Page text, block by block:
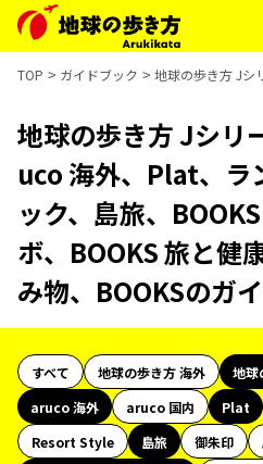
TOP ガイドブック 地球の歩き方 Jシ
地球の歩き方 Jシリ
uco 海外、Plat、ラ
ック、島旅、
ボ、BOOKS 旅と健
み物、BOOKSのガ
すべて 地球の歩き方 海外
地球
aruco 海外
aruco 国内 Plat
Resort Style
島旅 御朱印